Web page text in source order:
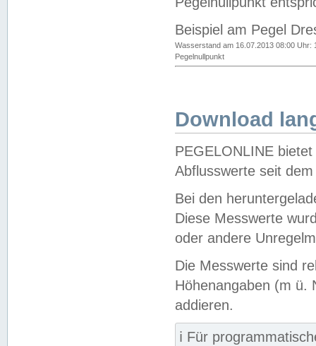
Beispiel am Pegel
Wasserstand am 16.07.2013 08:00 Uhr:
Pegelnullpunkt
Download
PEGELONLINE
Abflusswerte seit
Bei den
Diese Messwerte
oder andere
Die Messwerte sind
Höhenangaben (m ü.
addieren.
ℹ️ Für